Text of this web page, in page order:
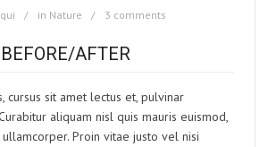
in Nature 3 comments
AFTER
cursus sit amet lectus et, pulvinar
aliquam nisl quis mauris euismod,
Proin vitae justo vel nisi